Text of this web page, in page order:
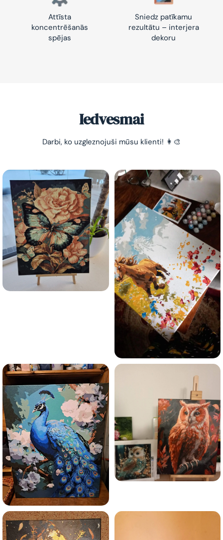
Attīsta
koncentrēšanās
spējas
Sniedz patīkamu
rezultātu – interjera
dekoru
Iedvesmai
Darbi, ko uzgleznojuši mūsu klienti! 👩‍🎨